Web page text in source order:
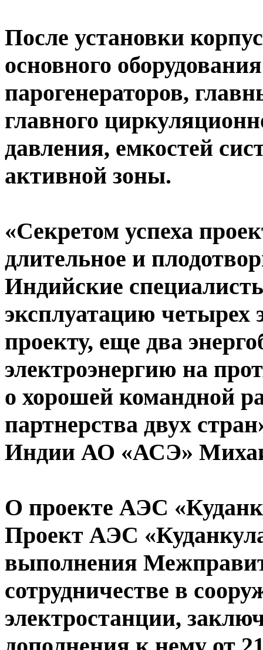
После установки
основного
парогенераторов,
главного
давления, емкостей
активной зоны.
«Секретом успеха
длительное и
Индийские
эксплуатацию четырех
проекту, еще два
электроэнергию на
о хорошей командной
партнерства двух
Индии АО «АСЭ»
О проекте АЭС
Проект АЭС
выполнения
сотрудничестве в
электростанции,